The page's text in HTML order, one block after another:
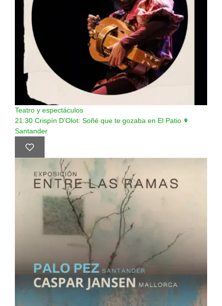
Teatro y espectáculos
21:30 Crispín D’Olot: Soñé que te gozaba en El Patio
Santander